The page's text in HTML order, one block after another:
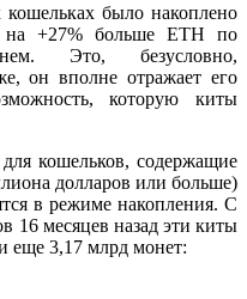
было накоплено
+27% больше ETH по
Это, безусловно,
он вполне отражает его
которую киты
кошельков, содержащие
долларов или больше)
в режиме накопления. С
16 месяцев назад эти киты
еще 3,17 млрд монет: